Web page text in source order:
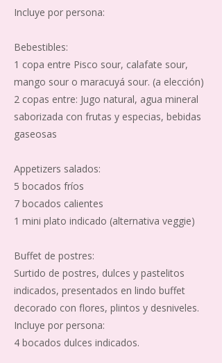
Incluye por persona:
Bebestibles:
1 copa entre Pisco sour, calafate sour,
mango sour o maracuyá sour. (a elección)
2 copas entre: Jugo natural, agua mineral
saborizada con frutas y especias, bebidas
gaseosas
Appetizers salados:
5 bocados fríos
7 bocados calientes
1 mini plato indicado (alternativa veggie)
Buffet de postres:
Surtido de postres, dulces y pastelitos
indicados, presentados en lindo buffet
decorado con flores, plintos y desniveles.
Incluye por persona:
4 bocados dulces indicados.